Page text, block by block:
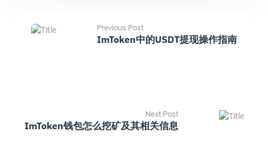
Previous Post
ImToken中的USDT提现操作指南
Next Post
ImToken钱包怎么挖矿及其相关信息